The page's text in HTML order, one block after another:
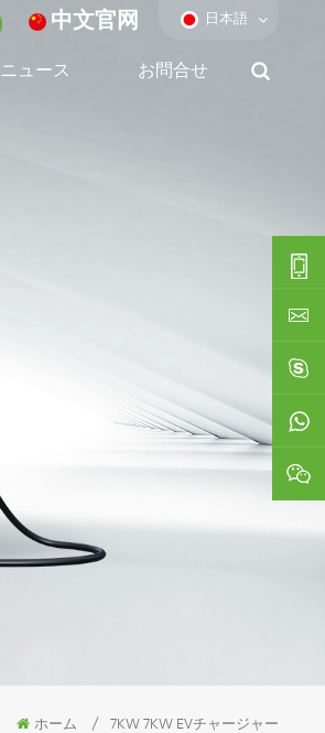
中文官网 日本語
ニュース お問合せ
ホーム / 7KW 7KW EVチャージャー
0086-
0592-